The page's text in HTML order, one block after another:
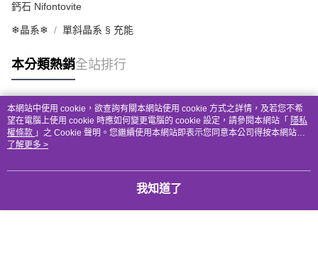
鈣石 Nifontovite
❄晶系❄ 單斜晶系 § 充能
本分類熱銷全站排行
熱門標籤
本網站中使用 cookie，欲查詢有關本網站使用 cookie 方式之詳情，及若您不希
望在電腦上使用 cookie 時應如何變更電腦的 cookie 設定，請參閱本網站「 隱私
權條款 」之 Cookie 聲明。您繼續使用本網站即表示您同意本公司得按本網站使
用條款之 Cookie 聲明使用 cookie。
了解更多 >
我知道了